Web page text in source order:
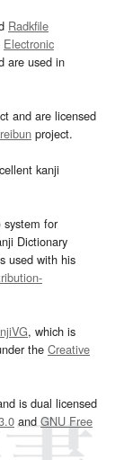
Radkfile
Electronic
are used in
and are licensed
project.
kanji
for
Dictionary
used with his
, which is
the Creative
is dual licensed
and GNU Free